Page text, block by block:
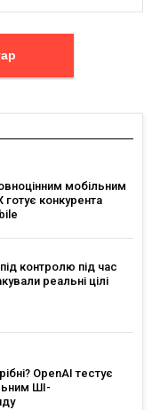
мобільним
конкурента
контролю під час
реальні цілі
OpenAI тестує
ШІ-